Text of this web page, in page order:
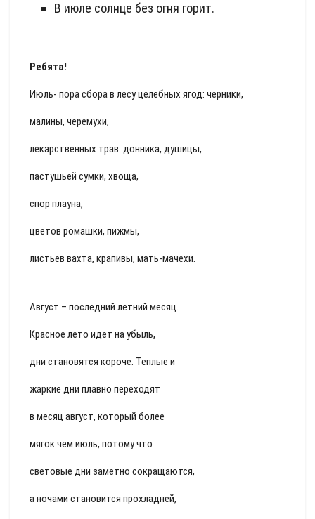
В июле солнце без огня горит.
Ребята!
Июль- пора сбора в лесу целебных ягод: черники,
малины, черемухи,
лекарственных трав: донника, душицы,
пастушьей сумки, хвоща,
спор плауна,
цветов ромашки, пижмы,
листьев вахта, крапивы, мать-мачехи.
Август – последний летний месяц.
Красное лето идет на убыль,
дни становятся короче. Теплые и
жаркие дни плавно переходят
в месяц август, который более
мягок чем июль, потому что
световые дни заметно сокращаются,
а ночами становится прохладней,